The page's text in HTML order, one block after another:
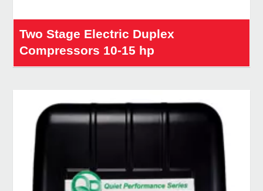
Two Stage Electric Duplex
Compressors 10-15 hp